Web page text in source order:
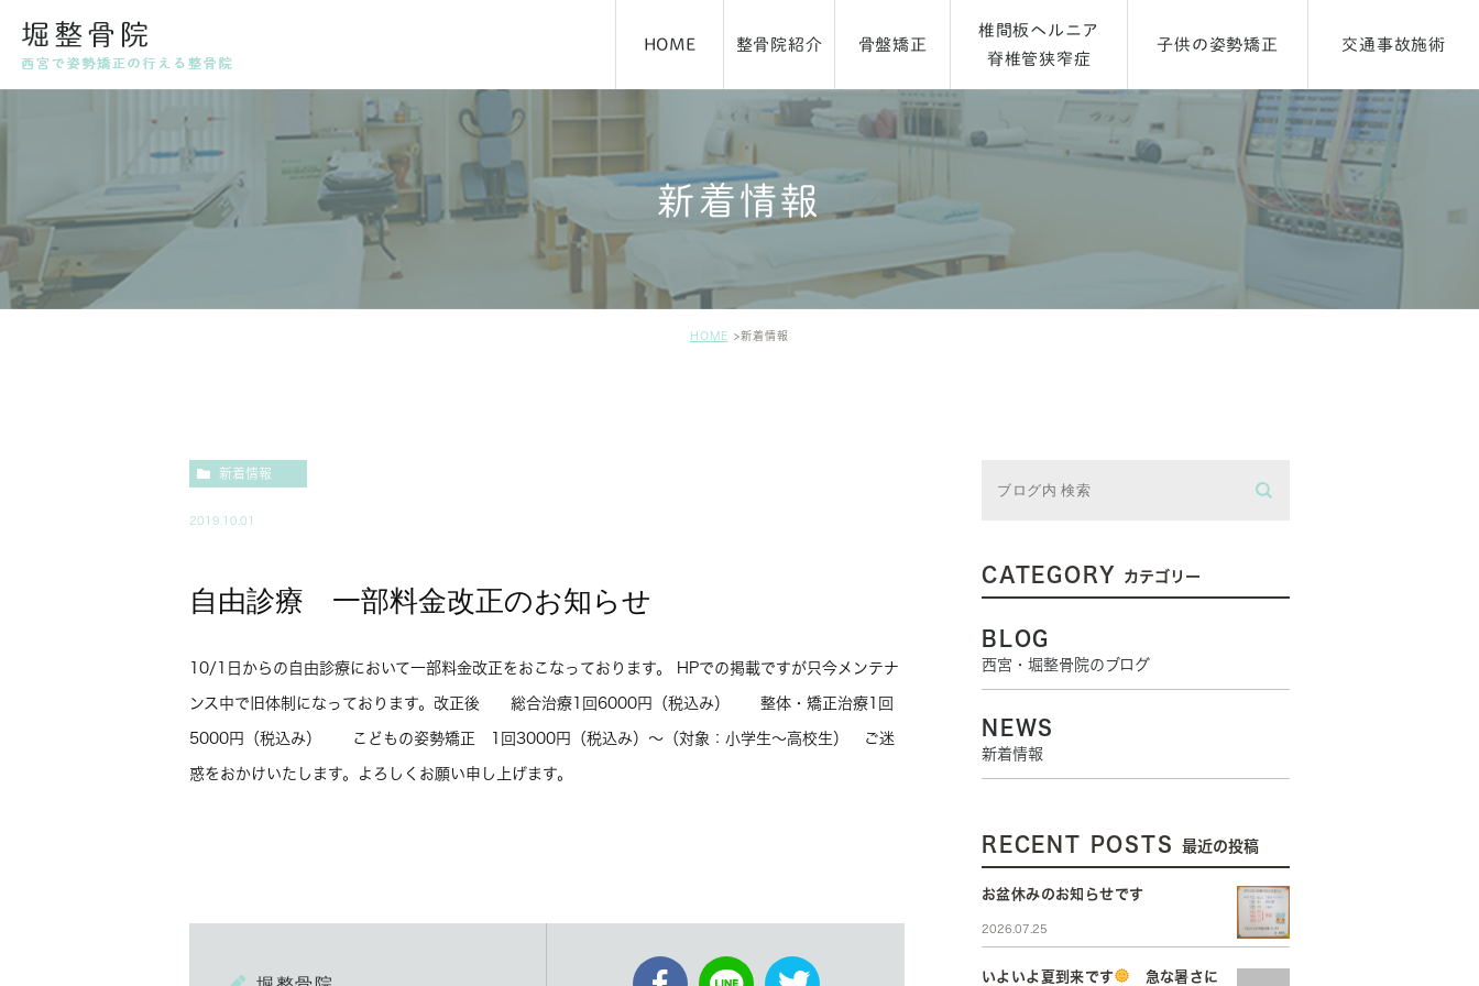
HOME 整骨院紹介
代表挨拶・スタッフ紹介 アクセス・施術時間 ブログ
骨盤矯正
姿勢
椎間板ヘルニア
脊椎管狭窄症
子供の姿勢矯正 交通事故施術
新着情報
HOME 新着情報
新着情報
2019.10.01
自由診療 一部料金改正のお知らせ
10/1日からの自由診療において一部料金改正をおこなっております。 HPでの掲載ですが只今メンテナ
ンス中で旧体制になっております。改正後 総合治療1回6000円（税込み） 整体・矯正治療1回
5000円（税込み） こどもの姿勢矯正 1回3000円（税込み）～（対象：小学生～高校生） ご迷
惑をおかけいたします。よろしくお願い申し上げます。
CATEGORY カテゴリー
BLOG
西宮・堀整骨院のブログ
NEWS
新着情報
RECENT POSTS 最近の投稿
お盆休みのお知らせです
2026.07.25
いよいよ夏到来です 急な暑さに